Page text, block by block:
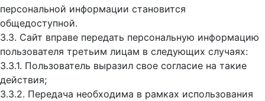
персональной информации становится
общедоступной.
3.3. Сайт вправе передать персональную информацию
пользователя третьим лицам в следующих случаях:
3.3.1. Пользователь выразил свое согласие на такие
действия;
3.3.2. Передача необходима в рамках использования